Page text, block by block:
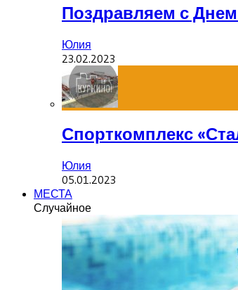
Поздравляем с
Юлия
23.02.2023
Спорткомплекс
Юлия
05.01.2023
МЕСТА
Случайное